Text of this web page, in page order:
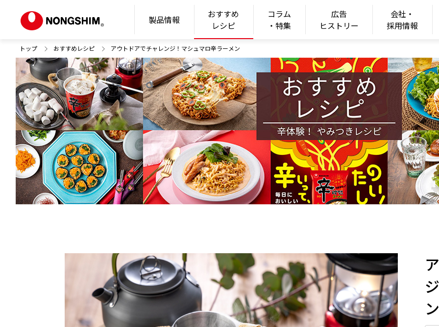
NONGSHIM
製品情報
おすすめ
レシピ
コラム
・特集
広告
ヒストリー
会社・
採用情報
トップ おすすめレシピ アウトドアでチャレンジ！マシュマロ辛ラーメン
ン